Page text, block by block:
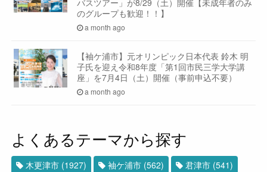
のグループも歓迎！！】
a month ago
【袖ケ浦市】元オリンピック日本代表 鈴木 明
子氏を迎え令和8年度「第1回市民三学大学講
座」を7月4日（土）開催（事前申込不要）
a month ago
よくあるテーマから探す
木更津市 (1927) 袖ケ浦市 (562) 君津市 (541)